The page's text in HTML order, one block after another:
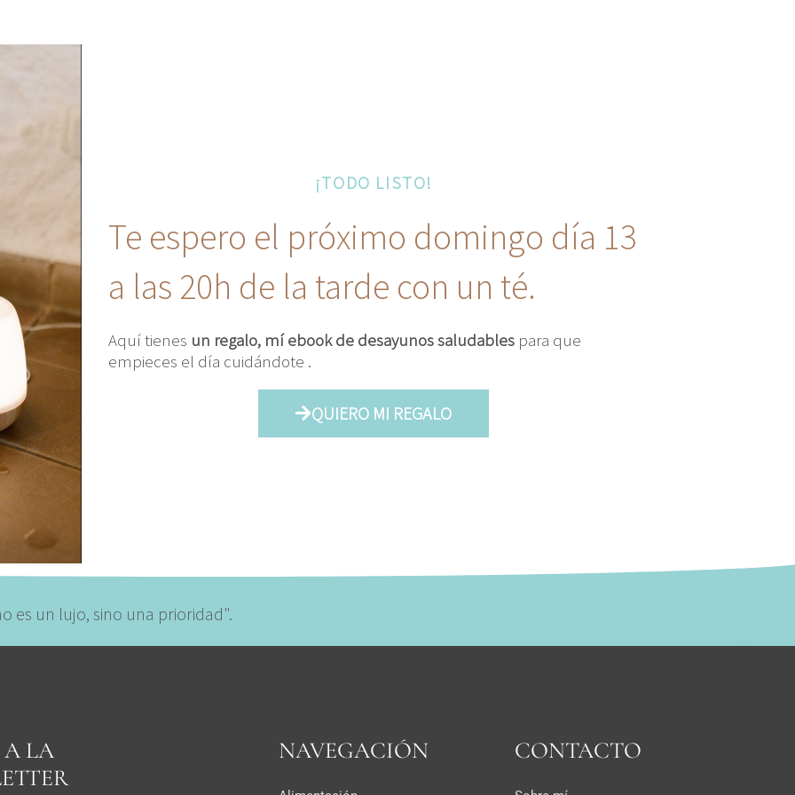
¡TODO LISTO!
Te espero el próximo domingo día 13
a las 20h de la tarde con un té.
Aquí tienes un regalo, mí ebook de desayunos saludables para que
empieces el día cuidándote .
QUIERO MI REGALO
es un lujo, sino una prioridad".
A LA
NAVEGACIÓN CONTACTO